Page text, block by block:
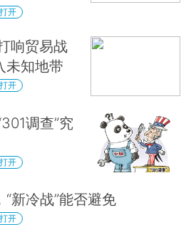
开
响贸易战
未知地带
开
调查”究
开
新冷战”能否避免
开